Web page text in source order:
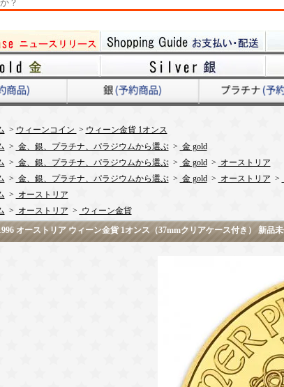
> ウィーンコイン > ウィーン金貨 1オンス
> 金、銀、プラチナ、パラジウムから選ぶ> 金 gold
> 金、銀、プラチナ、パラジウムから選ぶ> 金 gold> オーストリア
> 金、銀、プラチナ、パラジウムから選ぶ> 金 gold> オーストリア >
> オーストリア
> オーストリア > ウィーン金貨
オーストリア ウィーン金貨 1オンス（37mmクリアケース付き） 新品